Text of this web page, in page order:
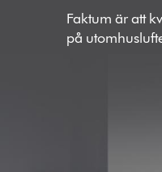
Faktum är att
på